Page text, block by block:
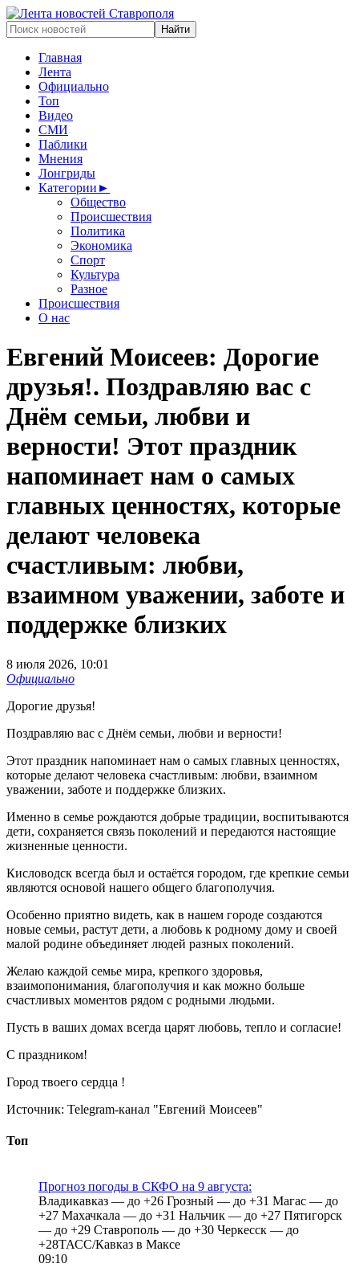
Главная
Лента
Официально
Топ
Видео
СМИ
Паблики
Мнения
Лонгриды
Категории ►
Общество
Происшествия
Политика
Экономика
Спорт
Культура
Разное
Происшествия
О нас
Евгений Моисеев: Дорогие
друзья!. Поздравляю вас с
Днём семьи, любви и
верности! Этот праздник
напоминает нам о самых
главных ценностях, которые
делают человека
счастливым: любви,
взаимном уважении, заботе и
поддержке близких
8 июля 2026, 10:01
Официально
Дорогие друзья!
Поздравляю вас с Днём семьи, любви и верности!
Этот праздник напоминает нам о самых главных ценностях,
которые делают человека счастливым: любви, взаимном
уважении, заботе и поддержке близких.
Именно в семье рождаются добрые традиции, воспитываются
дети, сохраняется связь поколений и передаются настоящие
жизненные ценности.
Кисловодск всегда был и остаётся городом, где крепкие семьи
являются основой нашего общего благополучия.
Особенно приятно видеть, как в нашем городе создаются
новые семьи, растут дети, а любовь к родному дому и своей
малой родине объединяет людей разных поколений.
Желаю каждой семье мира, крепкого здоровья,
взаимопонимания, благополучия и как можно больше
счастливых моментов рядом с родными людьми.
Пусть в ваших домах всегда царят любовь, тепло и согласие!
С праздником!
Город твоего сердца !
Источник: Telegram-канал "Евгений Моисеев"
Топ
Прогноз погоды в СКФО на 9 августа:
Владикавказ — до +26 Грозный — до +31 Магас — до
+27 Махачкала — до +31 Нальчик — до +27 Пятигорск
— до +29 Ставрополь — до +30 Черкесск — до
+28ТАСС/Кавказ в Максе
09:10